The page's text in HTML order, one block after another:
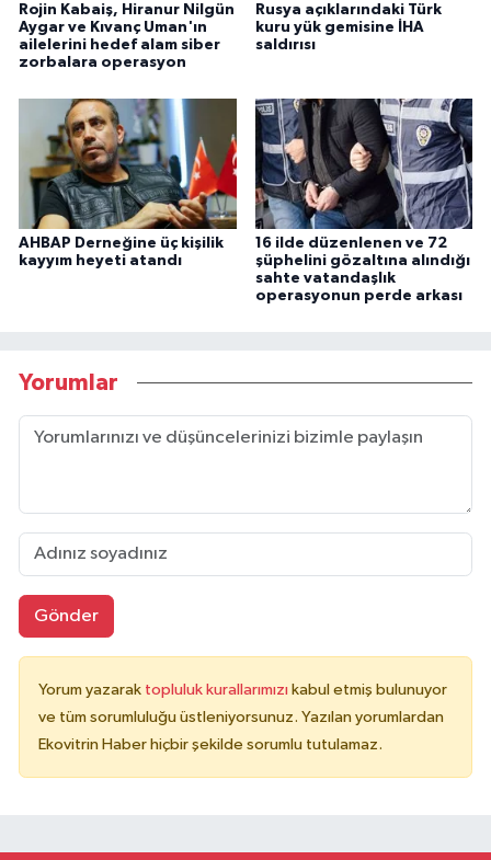
Rojin Kabaiş, Hiranur Nilgün
Aygar ve Kıvanç Uman'ın
ailelerini hedef alam siber
zorbalara operasyon
Rusya açıklarındaki Türk
kuru yük gemisine İHA
saldırısı
AHBAP Derneğine üç kişilik
kayyım heyeti atandı
16 ilde düzenlenen ve 72
şüphelini gözaltına alındığı
sahte vatandaşlık
operasyonun perde arkası
Yorumlar
Gönder
Yorum yazarak topluluk kurallarımızı kabul etmiş bulunuyor
ve tüm sorumluluğu üstleniyorsunuz. Yazılan yorumlardan
Ekovitrin Haber hiçbir şekilde sorumlu tutulamaz.